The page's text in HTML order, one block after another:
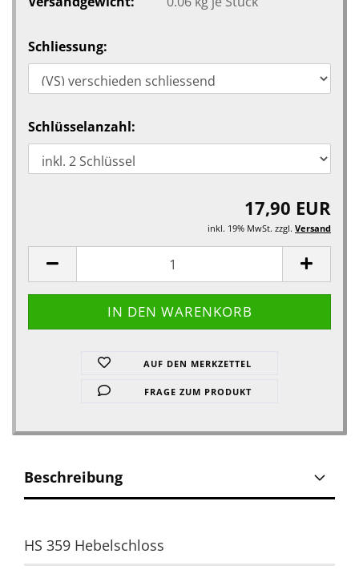
Schliessung:
Schlüsselanzahl:
17,90 EUR
inkl. 19% MwSt. zzgl. Versand
AUF DEN MERKZETTEL
FRAGE ZUM PRODUKT
Beschreibung
HS 359 Hebelschloss